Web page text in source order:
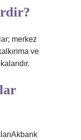
merkez
ve